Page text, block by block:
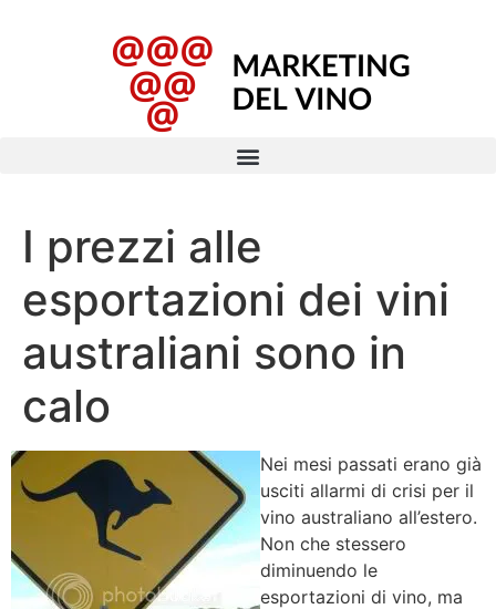
I prezzi alle
esportazioni dei vini
australiani sono in
calo
Nei mesi passati erano già
usciti allarmi di crisi per il
vino australiano all’estero.
Non che stessero
diminuendo le
esportazioni di vino, ma